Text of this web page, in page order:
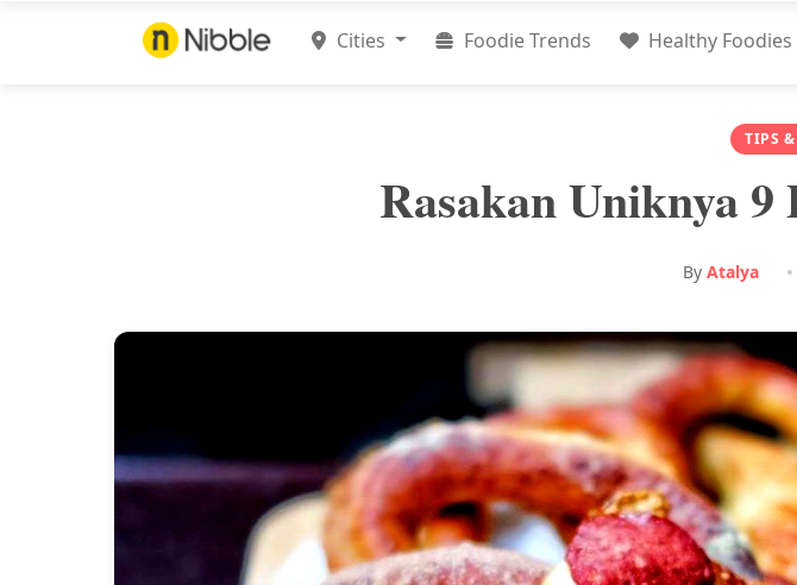
Cities Foodie Trends Healthy Foodies
TIPS &
Rasakan Uniknya
By Atalya